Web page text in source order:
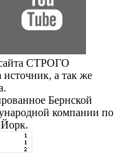
СТРОГО
а так же
Бернской
компании по